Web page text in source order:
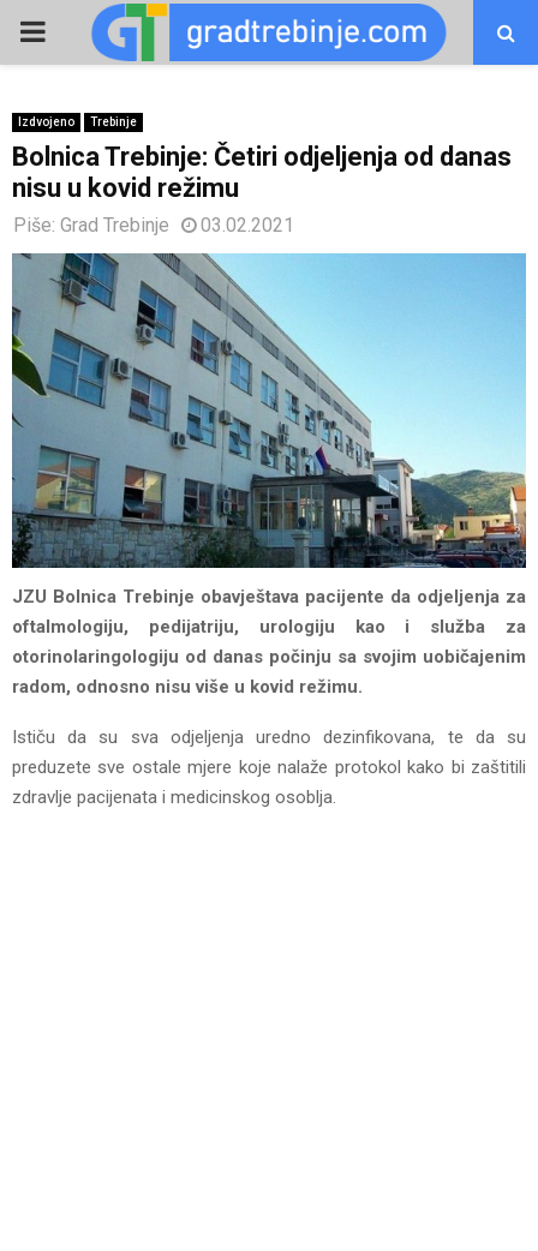
PRIMARY
Izdvojeno Trebinje
Bolnica Trebinje: Četiri odjeljenja od danas
nisu u kovid režimu
Piše: Grad Trebinje 03.02.2021
JZU Bolnica Trebinje obavještava pacijente da odjeljenja za
oftalmologiju, pedijatriju, urologiju kao i služba za
otorinolaringologiju od danas počinju sa svojim uobičajenim
radom, odnosno nisu više u kovid režimu.
Ističu da su sva odjeljenja uredno dezinfikovana, te da su
preduzete sve ostale mjere koje nalaže protokol kako bi zaštitili
zdravlje pacijenata i medicinskog osoblja.